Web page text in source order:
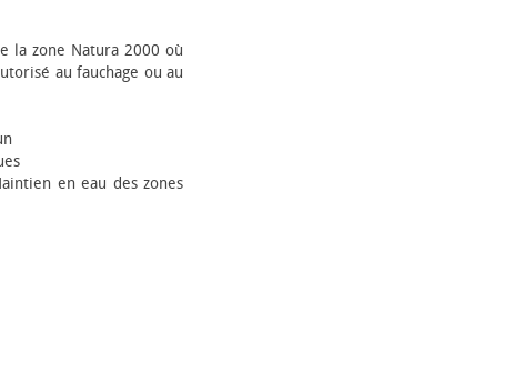
la zone Natura 2000 où
au fauchage ou au
en eau des zones